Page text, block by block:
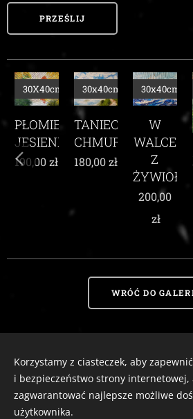
PRZEŚLIJ
TANIEC
CHMUR
30x40cm
180,00zł
W
WALCE
Z
ŻYWIOŁEM
30x40cm
ZATOKA
30x40cm
180,00
WRÓĆ DO
Zaciszny Zakątek Zawoja|Zawoja 1811, 34-
Email:
Odstąp od umowytutaj
Korzystamy z ciasteczek, aby
i bezpieczeństwo strony internetowej,
zagwarantować najlepsze możliwe
użytkownika.